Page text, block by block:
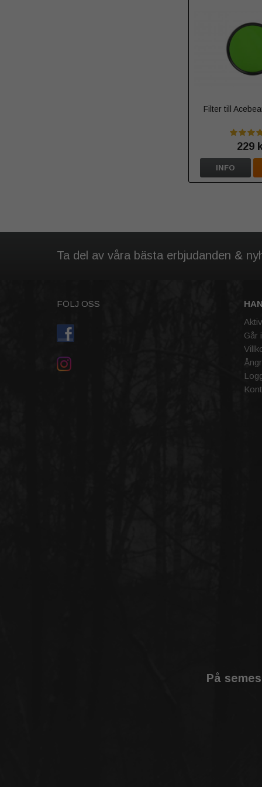
Filter till
229
INFO
Ta del av våra bästa erbjudanden &
FÖLJ OSS
Går
På